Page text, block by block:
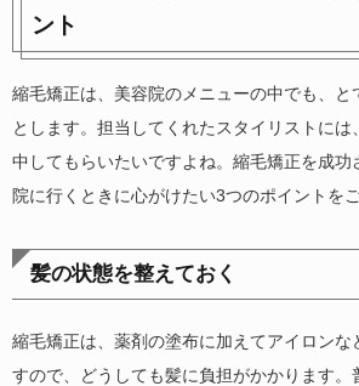
ント
縮毛矯正は、美容院のメニューの中でも、と
とします。担当してくれたスタイリストに
中してもらいたいですよね。縮毛矯正を成功
院に行くときに心がけたい3つのポイントを
髪の状態を整えておく
縮毛矯正は、薬剤の塗布に加えてアイロンな
すので、どうしても髪に負担がかかります。